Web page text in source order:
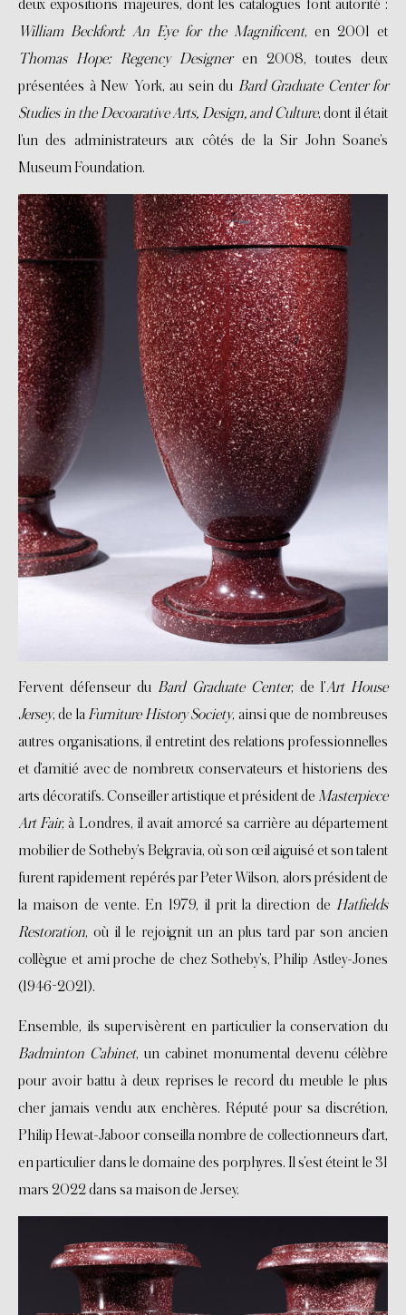
deux expositions majeures, dont les catalogues font autorité :
William Beckford: An Eye for the Magnificent, en 2001 et
Thomas Hope: Regency Designeren 2008, toutes deux
présentées à New York, au sein du Bard Graduate Center for
Studies in the Decoarative Arts, Design, and Culture, dont il était
l’un des administrateurs aux côtés de la Sir John Soane’s
Museum Foundation.
Fervent défenseur du Bard Graduate Center, de l’Art House
Jersey, de la Furniture History Society, ainsi que de nombreuses
autres organisations, il entretint des relations professionnelles
et d’amitié avec de nombreux conservateurs et historiens des
arts décoratifs. Conseiller artistique et président de Masterpiece
Art Fair, à Londres, il avait amorcé sa carrière au département
mobilier de Sotheby’s Belgravia, où son œil aiguisé et son talent
furent rapidement repérés par Peter Wilson, alors président de
la maison de vente. En 1979, il prit la direction de Hatfields
Restoration, où il le rejoignit un an plus tard par son ancien
collègue et ami proche de chez Sotheby’s, Philip Astley-Jones
(1946-2021).
Ensemble, ils supervisèrent en particulier la conservation du
Badminton Cabinet, un cabinet monumental devenu célèbre
pour avoir battu à deux reprises le record du meuble le plus
cher jamais vendu aux enchères. Réputé pour sa discrétion,
Philip Hewat-Jaboor conseilla nombre de collectionneurs d’art,
en particulier dans le domaine des porphyres. Il s’est éteint le 31
mars 2022 dans sa maison de Jersey.